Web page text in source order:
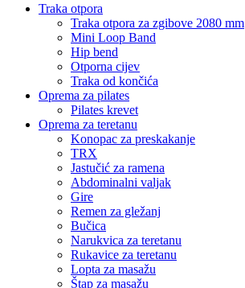
Traka otpora
Traka otpora za zgibove 2080 mm
Mini Loop Band
Hip bend
Otporna cijev
Traka od končića
Oprema za pilates
Pilates krevet
Oprema za teretanu
Konopac za preskakanje
TRX
Jastučić za ramena
Abdominalni valjak
Gire
Remen za gležanj
Bučica
Narukvica za teretanu
Rukavice za teretanu
Lopta za masažu
Štap za masažu